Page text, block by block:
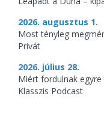
2026. augusztus 1.
Most tényleg
Privát
2026. július 28.
Miért fordulnak
Klasszis Podcast